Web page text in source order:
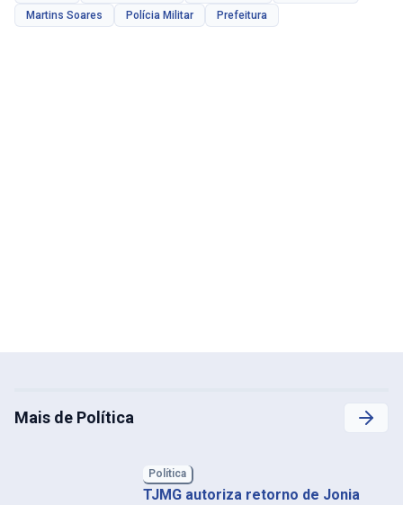
Martins Soares
Polícia Militar Prefeitura
Mais de Política
Política
TJMG autoriza retorno de Jonia